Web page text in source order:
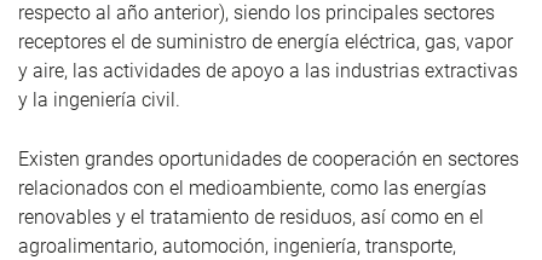
respecto al año anterior), siendo los principales sectores
receptores el de suministro de energía eléctrica, gas, vapor
y aire, las actividades de apoyo a las industrias extractivas
y la ingeniería civil.
Existen grandes oportunidades de cooperación en sectores
relacionados con el medioambiente, como las energías
renovables y el tratamiento de residuos, así como en el
agroalimentario, automoción, ingeniería, transporte,